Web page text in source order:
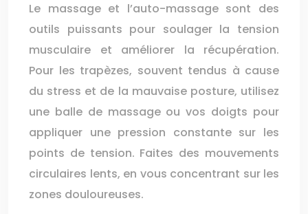
Le massage et l’auto-massage sont des
outils puissants pour soulager la tension
musculaire et améliorer la récupération.
Pour les trapèzes, souvent tendus à cause
du stress et de la mauvaise posture, utilisez
une balle de massage ou vos doigts pour
appliquer une pression constante sur les
points de tension. Faites des mouvements
circulaires lents, en vous concentrant sur les
zones douloureuses.